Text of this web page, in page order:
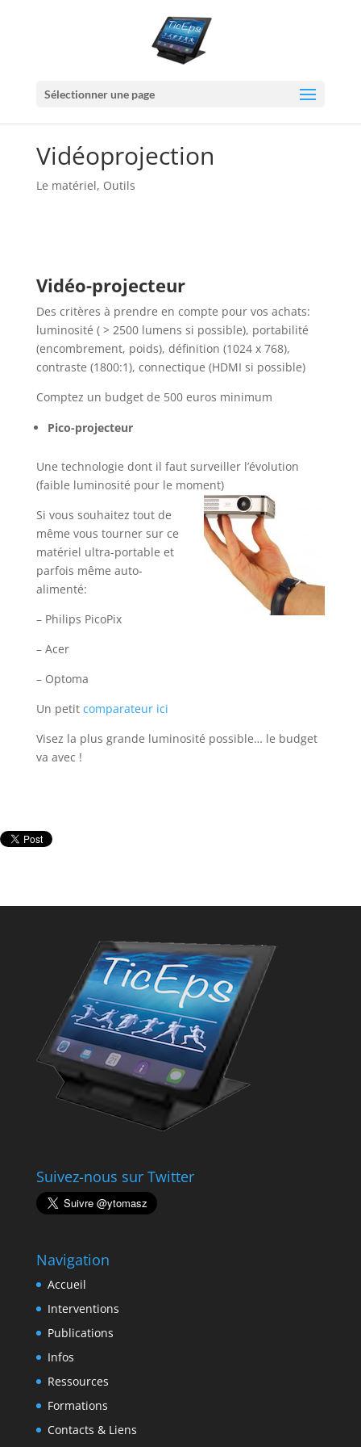
Sélectionner une page
Vidéoprojection
Le matériel, Outils
Vidéo-projecteur
Des critères à prendre en compte pour vos achats:
luminosité ( > 2500 lumens si possible), portabilité
(encombrement, poids), définition (1024 x 768),
contraste (1800:1), connectique (HDMI si possible)
Comptez un budget de 500 euros minimum
Pico-projecteur
Une technologie dont il faut surveiller l’évolution
(faible luminosité pour le moment)
Si vous souhaitez tout de
même vous tourner sur ce
matériel ultra-portable et
parfois même auto-
alimenté:
– Philips PicoPix
– Acer
– Optoma
Un petit comparateur ici
Visez la plus grande luminosité possible… le budget
va avec !
Suivez-nous sur Twitter
Navigation
Accueil
Interventions
Publications
Infos
Ressources
Formations
Contacts & Liens